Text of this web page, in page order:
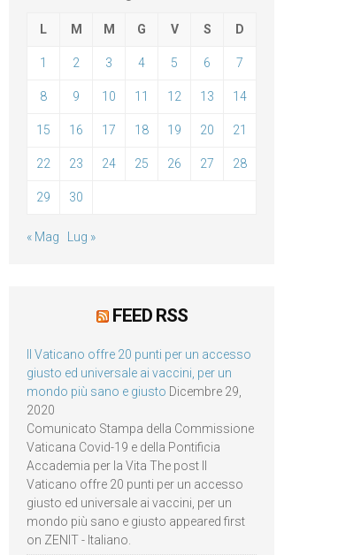
L M M G V S D
1 2 3 4 5 6 7
8 9 10 11 12 13 14
15 16 17 18 19 20 21
22 23 24 25 26 27 28
29 30
« Mag Lug »
FEED RSS
Il Vaticano offre 20 punti per un accesso
giusto ed universale ai vaccini, per un
mondo più sano e giusto Dicembre 29,
2020
Comunicato Stampa della Commissione
Vaticana Covid-19 e della Pontificia
Accademia per la Vita The post Il
Vaticano offre 20 punti per un accesso
giusto ed universale ai vaccini, per un
mondo più sano e giusto appeared first
on ZENIT - Italiano.